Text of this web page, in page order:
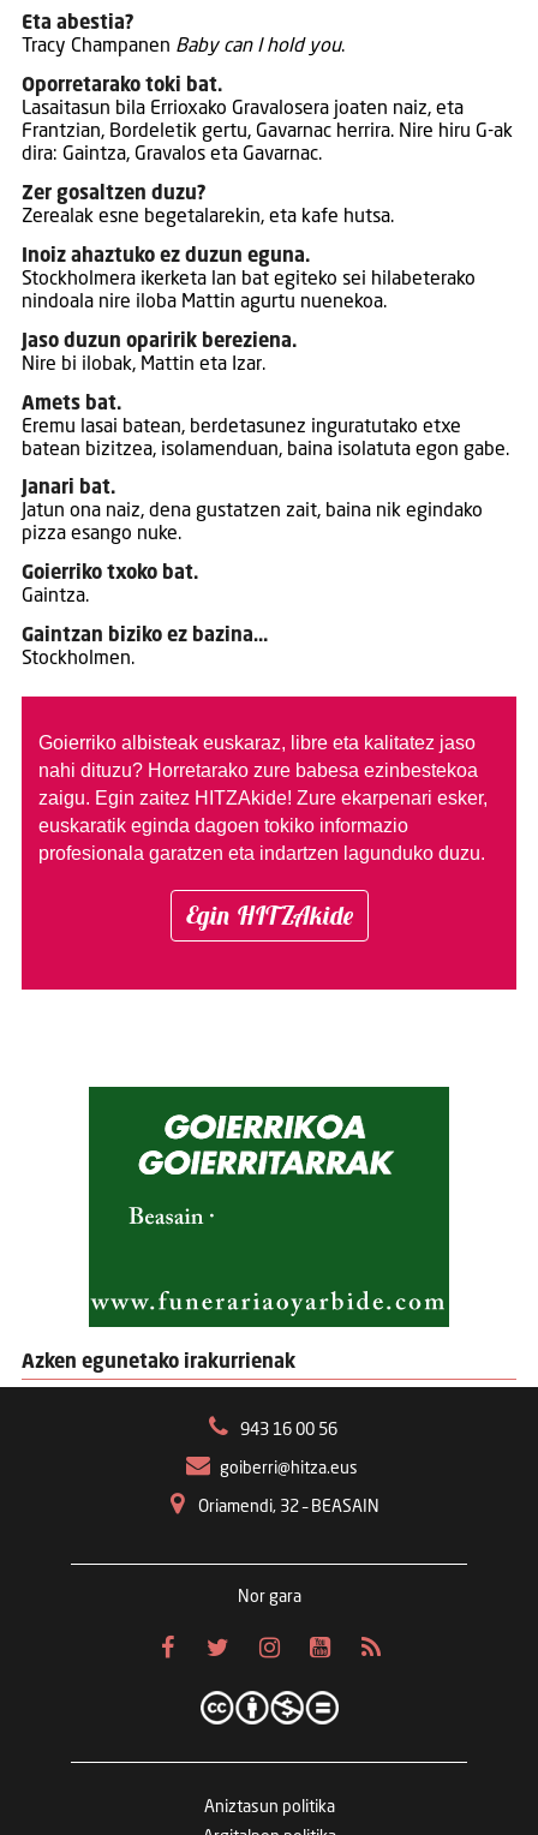
Eta abestia?
Tracy Champanen Baby can I hold you.
Oporretarako toki bat.
Lasaitasun bila Errioxako Gravalosera joaten naiz, eta
Frantzian, Bordeletik gertu, Gavarnac herrira. Nire hiru G-ak
dira: Gaintza, Gravalos eta Gavarnac.
Zer gosaltzen duzu?
Zerealak esne begetalarekin, eta kafe hutsa.
Inoiz ahaztuko ez duzun eguna.
Stockholmera ikerketa lan bat egiteko sei hilabeterako
nindoala nire iloba Mattin agurtu nuenekoa.
Jaso duzun oparirik bereziena.
Nire bi ilobak, Mattin eta Izar.
Amets bat.
Eremu lasai batean, berdetasunez inguratutako etxe
batean bizitzea, isolamenduan, baina isolatuta egon gabe.
Janari bat.
Jatun ona naiz, dena gustatzen zait, baina nik egindako
pizza esango nuke.
Goierriko txoko bat.
Gaintza.
Gaintzan biziko ez bazina…
Stockholmen.
Goierriko albisteak euskaraz, libre eta kalitatez jaso
nahi dituzu? Horretarako zure babesa ezinbestekoa
zaigu. Egin zaitez HITZAkide! Zure ekarpenari esker,
euskaratik eginda dagoen tokiko informazio
profesionala garatzen eta indartzen lagunduko duzu.
Egin HITZAkide
Azken egunetako irakurrienak
943 16 00 56
goiberri@hitza.eus
Oriamendi, 32 – BEASAIN
Nor gara
Aniztasun politika